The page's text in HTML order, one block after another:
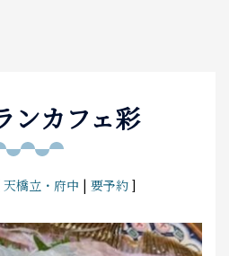
ンカフェ彩
天橋立・府中 | 要予約]